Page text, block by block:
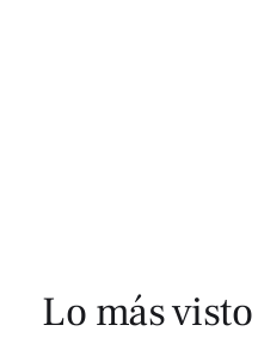
Lo más visto